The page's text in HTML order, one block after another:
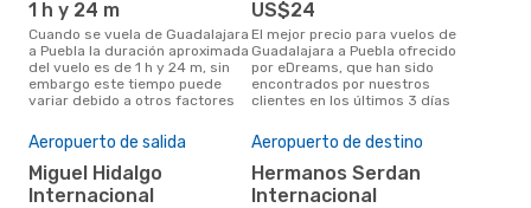
1 h y 24 m
Cuando se vuela de Guadalajara
a Puebla la duración aproximada
del vuelo es de 1 h y 24 m, sin
embargo este tiempo puede
variar debido a otros factores
US$24
El mejor precio para vuelos de
Guadalajara a Puebla ofrecido
por eDreams, que han sido
encontrados por nuestros
clientes en los últimos 3 días
Aeropuerto de salida
Miguel Hidalgo
Internacional
Aeropuerto de destino
Hermanos Serdan
Internacional